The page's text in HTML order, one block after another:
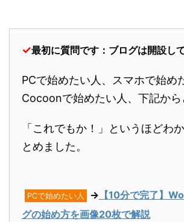
✓最初に質問です：ブログは開設し
PCで始めたい人、スマホで始め
Cocoonで始めたい人、下記から
「これでもか！」というほどわ
とめました。
PCで始めたい人 → 【10分で完了】
グの始め方を画像20枚で解説